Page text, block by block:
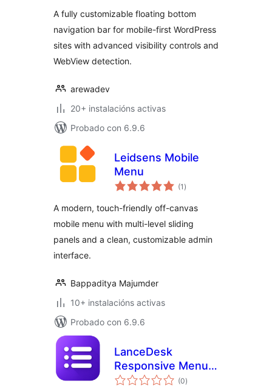
A fully customizable floating bottom
navigation bar for mobile-first WordPress
sites with advanced visibility controls and
WebView detection.
arewadev
20+ instalacións activas
Probado con 6.9.6
Leidsens Mobile
Menu
(1 valoracións
totais
)
A modern, touch-friendly off-canvas
mobile menu with multi-level sliding
panels and a clean, customizable admin
interface.
Bappaditya Majumder
10+ instalacións activas
Probado con 6.9.6
LanceDesk
Responsive Menu
for Elementor
(0valoracións
totais
)